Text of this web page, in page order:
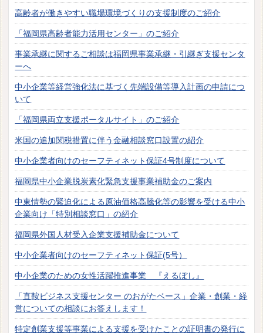
高齢者が働きやすい職場環境づくりの支援制度のご紹介
「福岡県高齢者能力活用センター」のご紹介
事業承継に関するご相談は福岡県事業承継・引継ぎ支援センタ
ーへ
中小企業等経営強化法に基づく先端設備等導入計画の申請につ
いて
「福岡県両立支援ポータルサイト」のご紹介
米国の追加関税措置に伴う金融相談窓口設置の紹介
中小企業者向けのセーフティネット保証4号制度について
福岡県中小企業脱炭素化緊急支援事業補助金のご案内
中東情勢の緊迫化による原油価格高騰化等の影響を受ける中小
企業向け「特別相談窓口」の紹介
福岡県外国人材受入企業支援補助金について
中小企業者向けのセーフティネット保証(5号）
中小企業のための女性活躍推進事業 『えるぼし』
「直鞍ビジネス支援センター のおがたベース」企業・創業・経
営についての相談にお答えします！
特定創業支援等事業による支援を受けたことの証明書の発行に